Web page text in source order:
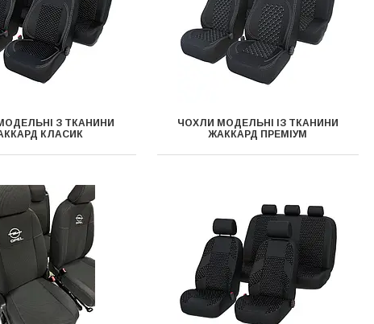
З ТКАНИНИ
КЛАСИК
ЧОХЛИ МОДЕЛЬНІ ІЗ ТКАНИНИ
ЖАККАРД ПРЕМІУМ